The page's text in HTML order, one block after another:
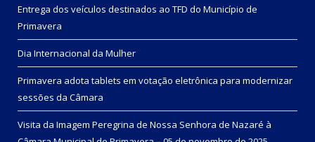
Entrega dos veículos destinados ao TFD do Município de
Primavera
Dia Internacional da Mulher
Primavera adota tablets em votação eletrônica para modernizar
sessões da Câmara
Visita da Imagem Peregrina de Nossa Senhora de Nazaré à